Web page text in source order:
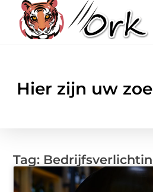
Hier zijn uw
Tag: